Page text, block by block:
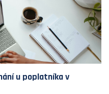
u poplatníka v